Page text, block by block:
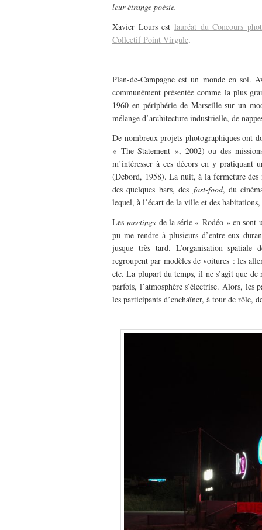
leur étrange poésie.
Xavier Lours est lauréat du Concours
Collectif Point Virgule.
Plan-de-Campagne est un monde en soi.
communément présentée comme la plus
1960 en périphérie de Marseille sur un
mélange d’architecture industrielle, de
De nombreux projets photographiques ont
« The Statement », 2002) ou des
m’intéresser à ces décors en y pratiquant
(Debord, 1958). La nuit, à la fermeture des
des quelques bars, des fast-food, du
lequel, à l’écart de la ville et des
Lesmeetings de la série « Rodéo » en sont
pu me rendre à plusieurs d’entre-eux
jusque très tard. L’organisation spatiale
regroupent par modèles de voitures : les
etc. La plupart du temps, il ne s’agit que de
parfois, l’atmosphère s’électrise. Alors, les
les participants d’enchaîner, à tour de rôle,
Penser la diversité
impératifs d’accès
énergétique dans les